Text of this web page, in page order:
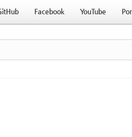
Facebook YouTube